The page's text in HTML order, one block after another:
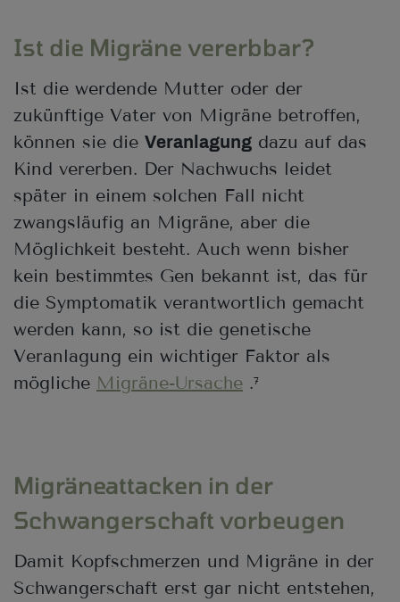
Ist die Migräne vererbbar?
Ist die werdende Mutter oder der
zukünftige Vater von Migräne betroffen,
können sie die Veranlagung dazu auf das
Kind vererben. Der Nachwuchs leidet
später in einem solchen Fall nicht
zwangsläufig an Migräne, aber die
Möglichkeit besteht. Auch wenn bisher
kein bestimmtes Gen bekannt ist, das für
die Symptomatik verantwortlich gemacht
werden kann, so ist die genetische
Veranlagung ein wichtiger Faktor als
mögliche Migräne-Ursache .7
Migräneattacken in der
Schwangerschaft vorbeugen
Damit Kopfschmerzen und Migräne in der
Schwangerschaft erst gar nicht entstehen,